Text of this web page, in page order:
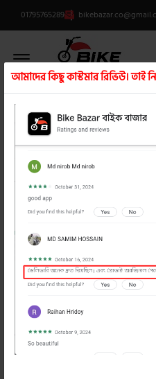
01795765289
Offcanvas Menu Open
ক্যাটাগরি লিস্ট/স্পার্ক প্লাগ
product view
আমাদের কিছু কাস্টমার রিভিউ। তাই